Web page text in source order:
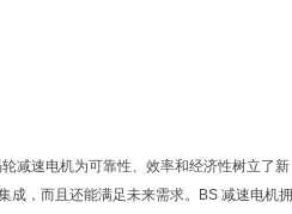
减速电机为可靠性、效率和经济性树立了新
成，而且还能满足未来需求。BS 减速电机拥